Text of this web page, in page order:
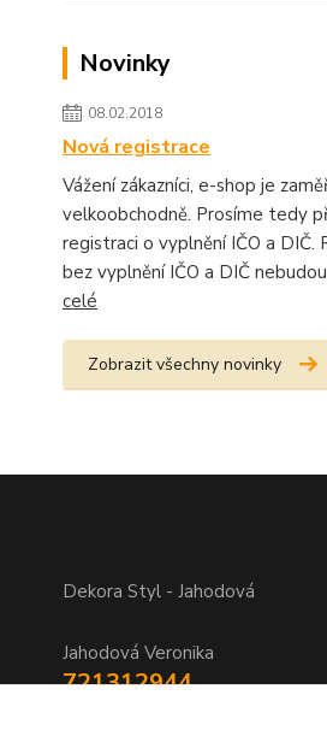
Novinky
08.02.2018
Nová registrace
Vážení zákazníci, e-shop je
velkoobchodně. Prosíme tedy
registraci o vyplnění IČO a DIČ.
bez vyplnění IČO a DIČ nebudou
celé
Zobrazit všechny novinky
Dekora Styl - Jahodová
Jahodová Veronika
721312944